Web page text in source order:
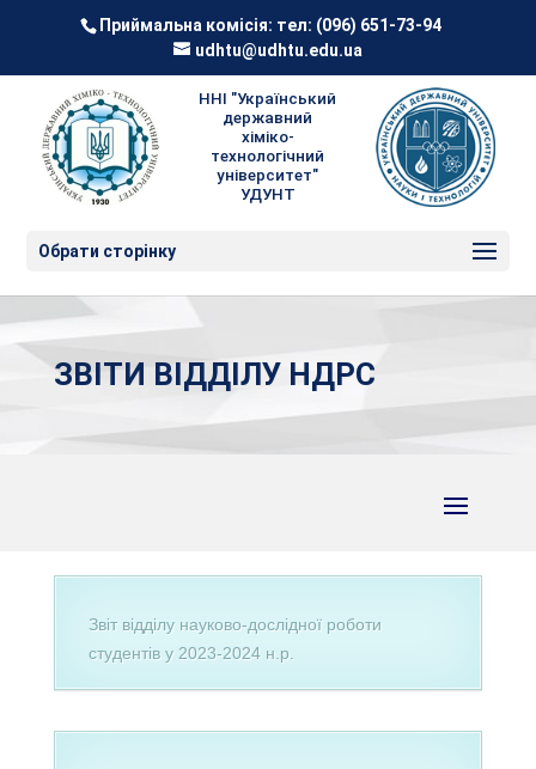
Приймальна комісія: тел: (096) 651-73-94
udhtu@udhtu.edu.ua
ННІ "Український
державний
хіміко-
технологічний
університет"
УДУНТ
Обрати сторінку
ЗВІТИ ВІДДІЛУ НДРС
Звіт відділу науково-дослідної роботи
студентів у 2023-2024 н.р.